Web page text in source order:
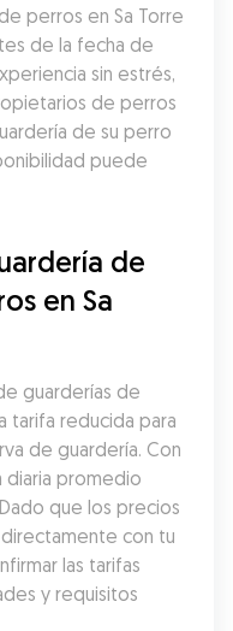
perros en Sa Torre
de la fecha de
sin estrés,
de perros
de su perro
puede
de
en Sa
guarderías de
tarifa reducida para
de guardería. Con
diaria promedio
que los precios
con tu
las tarifas
y requisitos